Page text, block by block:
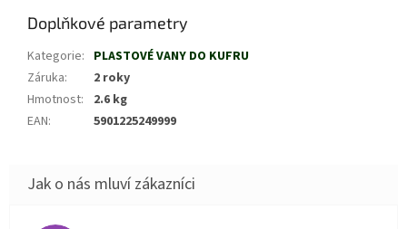
Doplňkové parametry
Kategorie: PLASTOVÉ VANY DO KUFRU
Záruka:
2 roky
Hmotnost:
2.6 kg
EAN: 5901225249999